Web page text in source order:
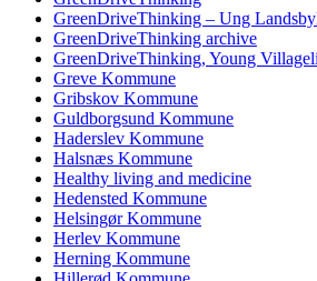
GreenDriveThinking – Ung
GreenDriveThinking archive
GreenDriveThinking, Young
Greve Kommune
Gribskov Kommune
Guldborgsund Kommune
Haderslev Kommune
Halsnæs Kommune
Healthy living and medicine
Hedensted Kommune
Helsingør Kommune
Herlev Kommune
Herning Kommune